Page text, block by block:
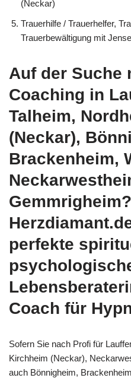
(Neckar)
Trauerhilfe / Trauerhelfer,
Trauerbewältigung mit
Auf der Suche
Coaching in
Talheim,
(Neckar),
Brackenheim,
perfekte
Coach für
Sofern Sie nach Profi für
Kirchheim (Neckar),
auch Bönnigheim,